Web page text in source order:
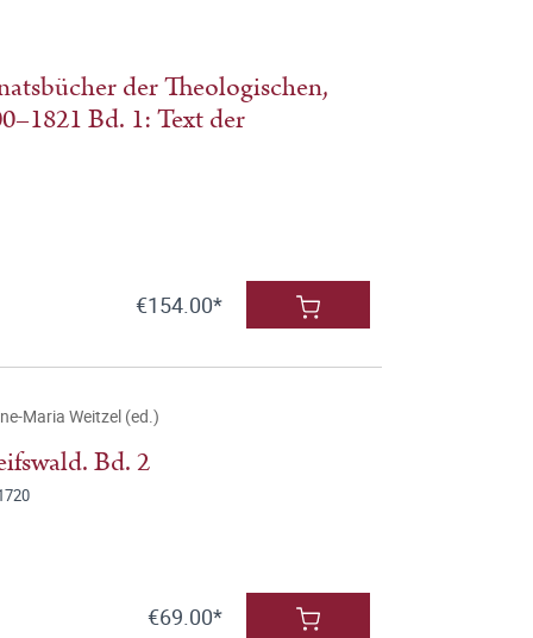
der Theologischen,
Bd. 1: Text der
€154.00*
Maria Weitzel (ed.)
Bd. 2
€69.00*